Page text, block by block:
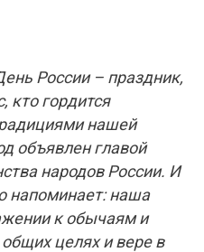
России – праздник,
кто гордится
нашей
объявлен главой
народов России. И
напоминает: наша
к обычаям и
целях и вере в